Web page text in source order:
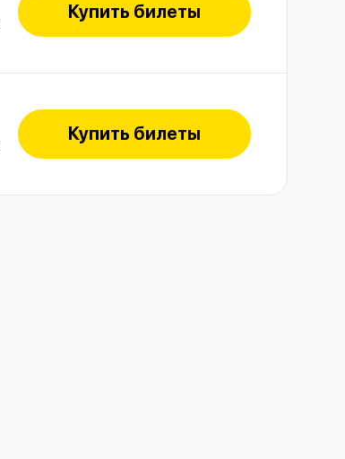
Купить билеты
Купить билеты